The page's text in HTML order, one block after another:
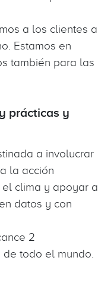
a los clientes a
Estamos en
también para las
prácticas y
a involucrar
la acción
clima y apoyar a
datos y con
2
todo el mundo.